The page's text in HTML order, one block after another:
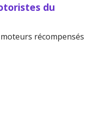
du
récompensés